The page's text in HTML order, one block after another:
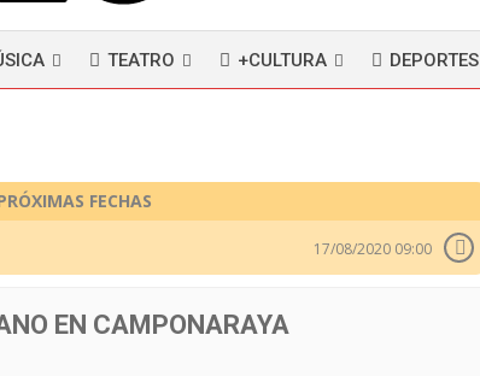
TEATRO +CULTURA DEPORTES
FECHAS
17/08/2020 09:00
EN CAMPONARAYA